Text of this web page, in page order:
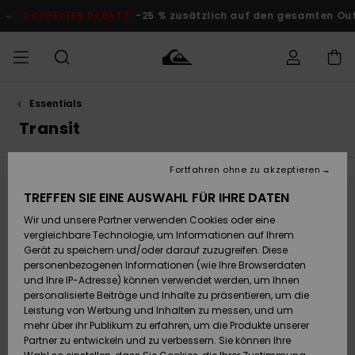
Produkt
springen
DOPPELTER RABATT -25 % zusätzlich auf den gesamten
MÄNNER
Accessoires
Schuhe&
Flip-Flops
Surf
Snow
JUNGEN
Accessoires
Schuhe&
Flip-Flops
Surf
Snow
FRAUEN
Brandneu
Highlights
Snow
SURF
Kinder
Highlights
Community
SNOW
Kinder
Snow Shop
Damen
Highlights
DOPPELTER
RABATT
KINDER
Outlet
Frauen
Versand
Retouren
Bezahlung
Geschenkkarte
Quiksilver
Essentials
Transit
Bleib dabei, die Produkte sind bald wieder
da
Ups, wir konnten keine Ergebnisse für deine
Suche finden.
Kein Problem! Versuche es mit anderen Begriffen oder stöbere in
unseren Kategorien, um zu finden, was du suchst.
TREFFEN SIE EINE AUSWAHL FÜR IHRE DATEN
Wir und unsere Partner verwenden Cookies oder eine
vergleichbare Technologie, um Informationen auf Ihrem
Gerät zu speichern und/oder darauf zuzugreifen. Diese
personenbezogenen Informationen (wie Ihre Browserdaten
und Ihre IP-Adresse) können verwendet werden, um Ihnen
personalisierte Beiträge und Inhalte zu präsentieren, um die
Leistung von Werbung und Inhalten zu messen, und um
mehr über ihr Publikum zu erfahren, um die Produkte unserer
Partner zu entwickeln und zu verbessern. Sie können Ihre
Fortfahren ohne zu akzeptieren